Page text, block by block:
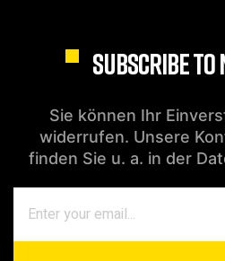
SUBSCRIBE
Sie können Ihr
widerrufen. Unsere
finden Sie u. a. in der